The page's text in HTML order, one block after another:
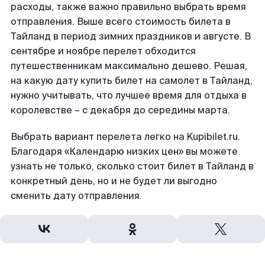
расходы, также важно правильно выбрать время
отправления. Выше всего стоимость билета в
Тайланд в период зимних праздников и августе. В
сентябре и ноябре перелет обходится
путешественникам максимально дешево. Решая,
на какую дату купить билет на самолет в Тайланд,
нужно учитывать, что лучшее время для отдыха в
королевстве – с декабря до середины марта.
Выбрать вариант перелета легко на Kupibilet.ru.
Благодаря «Календарю низких цен» вы можете
узнать не только, сколько стоит билет в Тайланд в
конкретный день, но и не будет ли выгодно
сменить дату отправления.